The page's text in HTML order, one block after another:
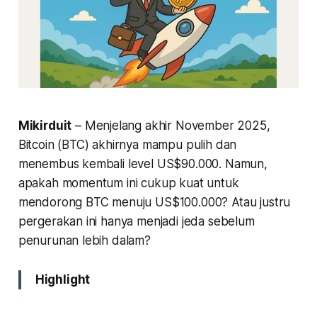
Mikirduit – Menjelang akhir November 2025,
Bitcoin (BTC) akhirnya mampu pulih dan
menembus kembali level US$90.000. Namun,
apakah momentum ini cukup kuat untuk
mendorong BTC menuju US$100.000? Atau justru
pergerakan ini hanya menjadi jeda sebelum
penurunan lebih dalam?
Highlight